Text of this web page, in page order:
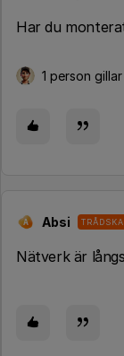
Har du
1 person
A Absi
Nätverk är